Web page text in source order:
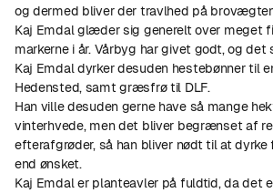
og dermed bliver der travlhed på
Kaj Emdal glæder sig generelt over meget
markerne i år. Vårbyg har givet godt, og
Kaj Emdal dyrker desuden hestebønner til
Hedensted, samt græsfrø til DLF.
Han ville desuden gerne have så mange
vinterhvede, men det bliver begrænset af
efterafgrøder, så han bliver nødt til at dyrke
end ønsket.
Kaj Emdal er planteavler på fuldtid, da det